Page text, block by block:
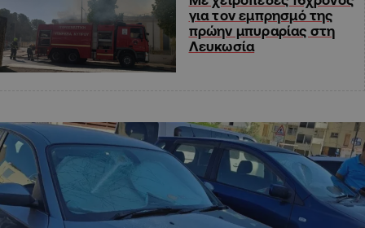
για τον εμπρησμό της
πρώην μπυραρίας στη
Λευκωσία